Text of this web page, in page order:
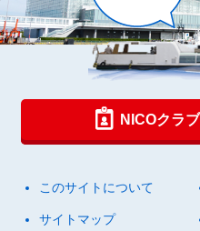
NICOクラ
このサイトについて
サイトマップ